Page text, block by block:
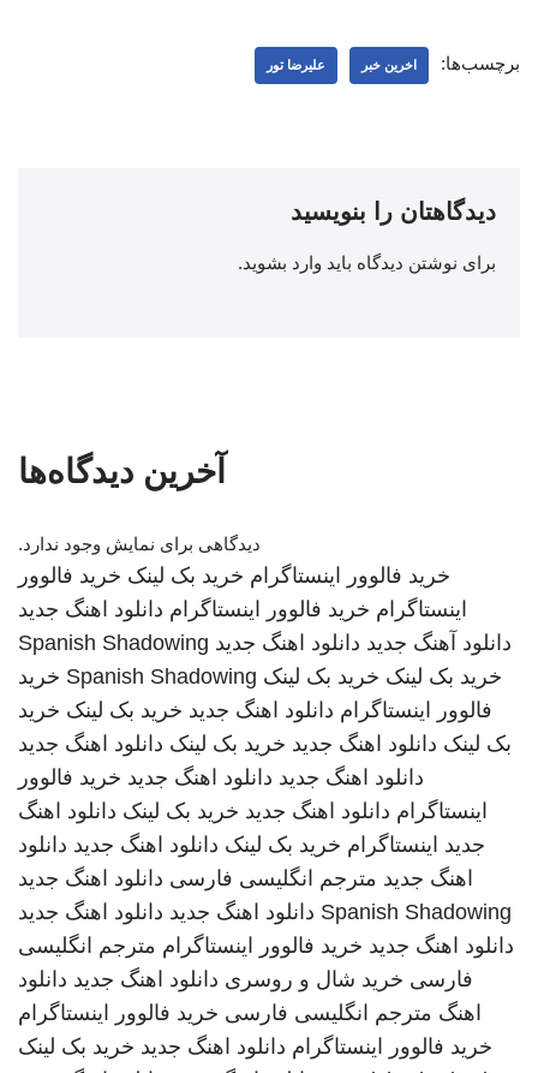
برچسب‌ها: اخرین خبر علیرضا تور
دیدگاهتان را بنویسید
برای نوشتن دیدگاه باید وارد بشوید.
آخرین دیدگاه‌ها
دیدگاهی برای نمایش وجود ندارد.
خرید فالوور اینستاگرام خرید بک لینک خرید فالوور
اینستاگرام خرید فالوور اینستاگرام دانلود اهنگ جدید
دانلود آهنگ جدید دانلود اهنگ جدید Spanish Shadowing
خرید بک لینک خرید بک لینک Spanish Shadowing خرید
فالوور اینستاگرام دانلود اهنگ جدید خرید بک لینک خرید
بک لینک دانلود اهنگ جدید خرید بک لینک دانلود اهنگ جدید
دانلود اهنگ جدید دانلود اهنگ جدید خرید فالوور
اینستاگرام دانلود اهنگ جدید خرید بک لینک دانلود اهنگ
جدید اینستاگرام خرید بک لینک دانلود اهنگ جدید دانلود
اهنگ جدید مترجم انگلیسی فارسی دانلود اهنگ جدید
Spanish Shadowing دانلود اهنگ جدید دانلود اهنگ جدید
دانلود اهنگ جدید خرید فالوور اینستاگرام مترجم انگلیسی
فارسی خرید شال و روسری دانلود اهنگ جدید دانلود
اهنگ مترجم انگلیسی فارسی خرید فالوور اینستاگرام
خرید فالوور اینستاگرام دانلود اهنگ جدید خرید بک لینک